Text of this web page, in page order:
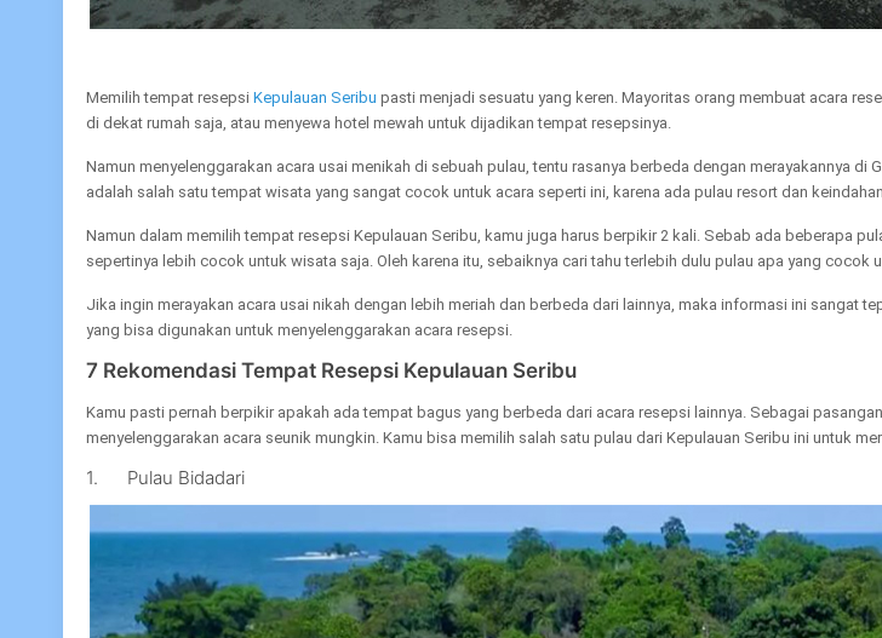
Memilih tempat resepsi Kepulauan Seribu pasti menjadi sesuatu yang keren. Mayoritas orang membuat acara
di dekat rumah saja, atau menyewa hotel mewah untuk dijadikan tempat resepsinya.
Namun menyelenggarakan acara usai menikah di sebuah pulau, tentu rasanya berbeda dengan merayakannya di
adalah salah satu tempat wisata yang sangat cocok untuk acara seperti ini, karena ada pulau resort dan
Namun dalam memilih tempat resepsi Kepulauan Seribu, kamu juga harus berpikir 2 kali. Sebab ada beberapa
sepertinya lebih cocok untuk wisata saja. Oleh karena itu, sebaiknya cari tahu terlebih dulu pulau apa yang cocok
Jika ingin merayakan acara usai nikah dengan lebih meriah dan berbeda dari lainnya, maka informasi ini sangat
yang bisa digunakan untuk menyelenggarakan acara resepsi.
7 Rekomendasi Tempat Resepsi Kepulauan Seribu
Kamu pasti pernah berpikir apakah ada tempat bagus yang berbeda dari acara resepsi lainnya. Sebagai
menyelenggarakan acara seunik mungkin. Kamu bisa memilih salah satu pulau dari Kepulauan Seribu ini untuk
1. Pulau Bidadari